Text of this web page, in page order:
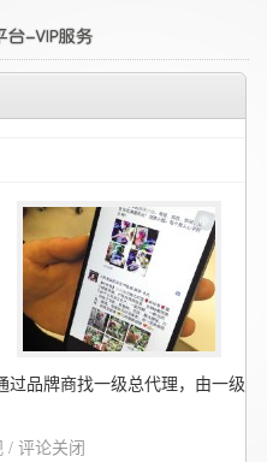
过品牌商找一级总代理，由一级
/ 评论关闭